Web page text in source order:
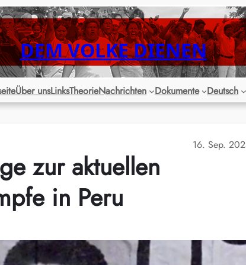
DEM VOLKE DIENEN
Über unsLinksTheorieNachrichten Dokumente Deutsch
16. Sep.
zur aktuellen
in Peru